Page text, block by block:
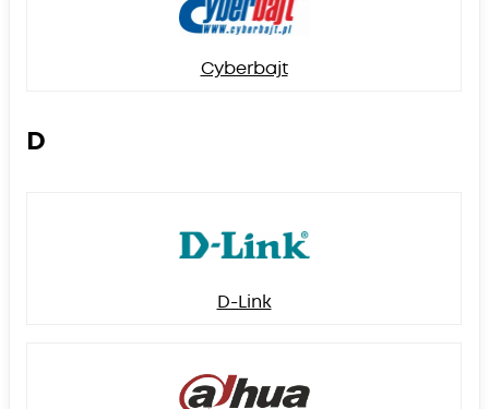
Cyberbajt
D
D-Link